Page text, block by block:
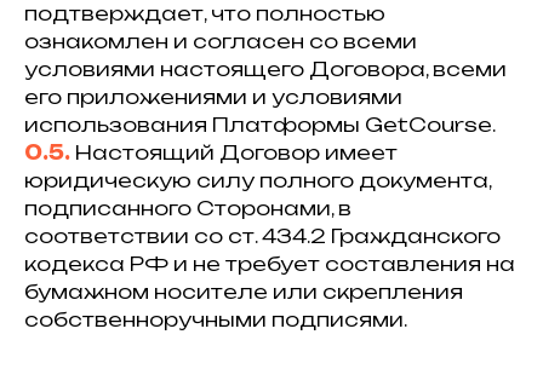
подтверждает, что полностью
ознакомлен и согласен со всеми
условиями настоящего Договора, всеми
его приложениями и условиями
использования Платформы GetCourse.
0.5. Настоящий Договор имеет
юридическую силу полного документа,
подписанного Сторонами, в
соответствии со ст. 434.2 Гражданского
кодекса РФ и не требует составления на
бумажном носителе или скрепления
собственноручными подписями.